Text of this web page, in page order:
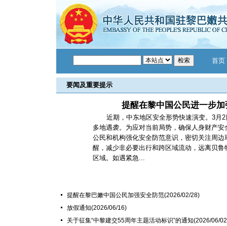
首页
要闻及重要提示
提醒在黎中国公民进一步
近期，中东地区安全形势快速演变。3月
多地遇袭。为应对当前局势，确保人身财产
公民和机构强化安全防范意识，密切关注周
醒，减少非必要出行和跨区域流动，远离贝
区域。如遇紧急...
提醒在黎巴嫩中国公民加强安全防范(2026/02/28)
放假通知(2026/06/16)
关于征集“中黎建交55周年主题活动标识”的通知(2026/06/